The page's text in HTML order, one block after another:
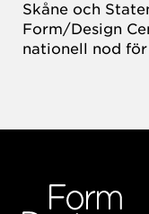
Skåne och
Form/Design
nationell nod